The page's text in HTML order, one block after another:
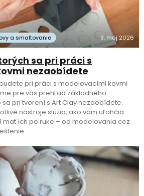
a smaltovanie 9. máj 2026
sa pri práci s
nezaobídete
pri práci s modelovacími kovmi
pre vás prehľad základného
pri tvorení s Art Clay nezaobídete.
nástroje slúžia, ako vám uľahčia
ich po ruke – od modelovania cez